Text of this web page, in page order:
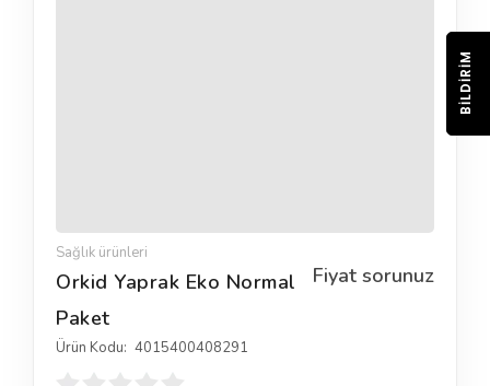
Sağlık ürünleri
Fiyat sorunuz
Orkid Yaprak Eko Normal
Paket
Ürün Kodu: 4015400408291
BILDIRIM